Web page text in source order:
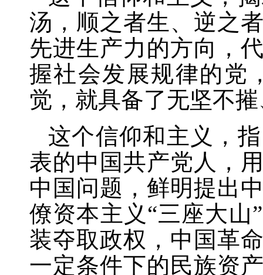
汤，顺之者生、逆之
先进生产力的方向，
握社会发展规律的党
觉，就具备了无坚不
这个信仰和主义，
表的中国共产党人，
中国问题，鲜明提出
僚资本主义 “三座大山
装夺取政权，中国革
一定条件下的民族资